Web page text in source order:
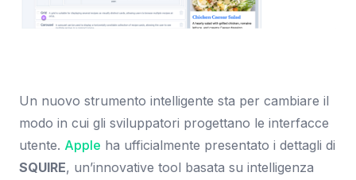
Un nuovo strumento intelligente sta per cambiare il
modo in cui gli sviluppatori progettano le interfacce
utente. Apple ha ufficialmente presentato i dettagli di
SQUIRE, un’innovative tool basata su intelligenza